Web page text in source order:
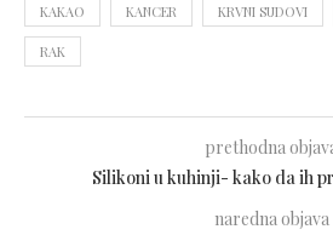
KAKAO KANCER KRVNI SUDOVI
RAK
prethodna
Silikoni u kuhinji- kako da ih
naredna objava